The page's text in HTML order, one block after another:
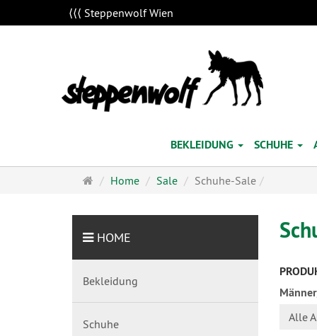
⟨⟨⟨ Steppenwolf Wien
BEKLEIDUNG SCHUHE
Startseite
Home Sale Schuhe-Sale
Alle
HOME
Bekleidung
Schuhe